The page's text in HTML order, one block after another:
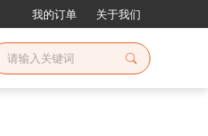
我的订单 关于我们